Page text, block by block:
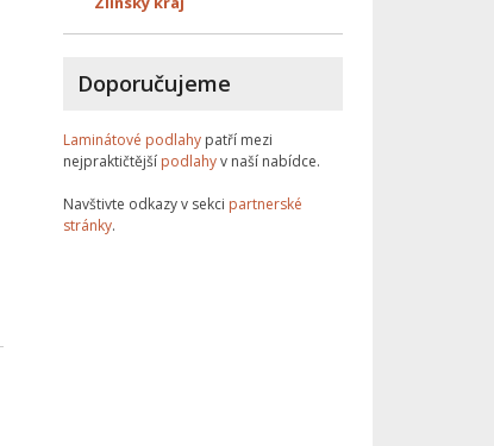
Doporučujeme
Laminátové podlahy patří mezi
nejpraktičtější podlahyv naší nabídce.
Navštivte odkazy v sekci partnerské
stránky.